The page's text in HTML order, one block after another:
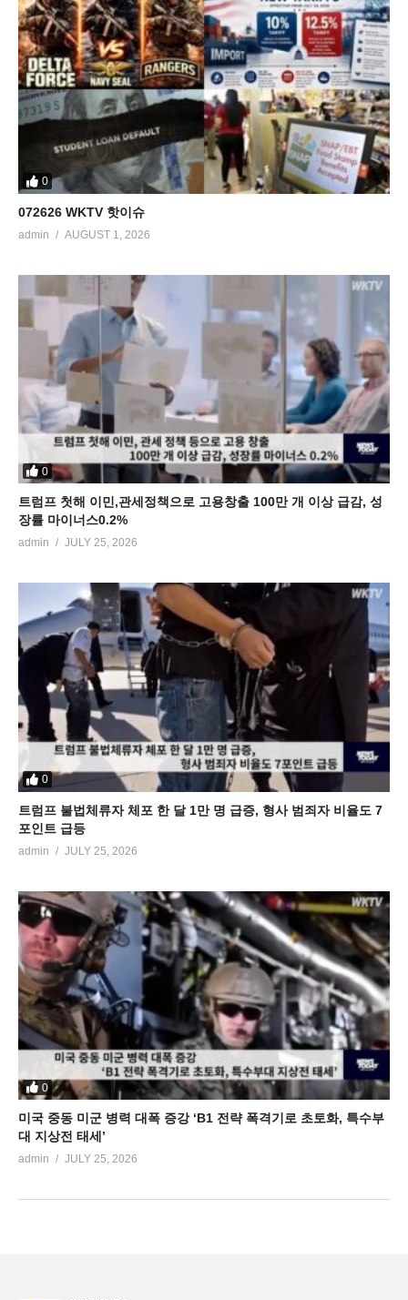
0
072626 WKTV 핫이슈
admin AUGUST 1, 2026
0
트럼프 첫해 이민,관세정책으로 고용창출 100만 개 이상 급감, 성
장률 마이너스0.2%
admin JULY 25, 2026
0
트럼프 불법체류자 체포 한 달 1만 명 급증, 형사 범죄자 비율도 7
포인트 급등
admin JULY 25, 2026
0
미국 중동 미군 병력 대폭 증강 ‘B1 전략 폭격기로 초토화, 특수부
대 지상전 태세’
admin JULY 25, 2026